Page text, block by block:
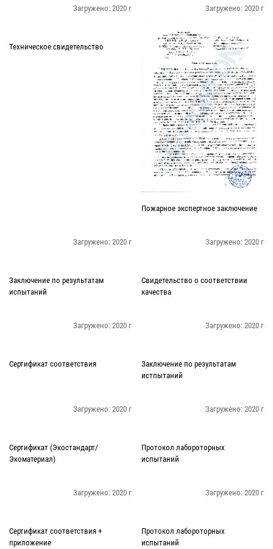
Загружено: 2020 г
Техническое свидетельство
Загружено: 2020 г
Пожарное экспертное заключение
Загружено: 2020 г
Заключение по результатам
испытаний
Загружено: 2020 г
Свидетельство о соответствии
качества
Загружено: 2020 г
Сертификат соответствия
Загружено: 2020 г
Заключение по результатам
истпытаний
Загружено: 2020 г
Сертификат (Экостандарт/
Экоматериал)
Загружено: 2020 г
Протокол лабороторных
испытаний
Загружено: 2020 г
Сертификат соответствия +
приложение
Загружено: 2020 г
Протокол лабороторных
испытаний